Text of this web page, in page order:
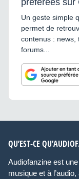
Un geste simple
permet de
contenus : news,
forums...
QU’EST-CE
Audiofanzine est
musique et à